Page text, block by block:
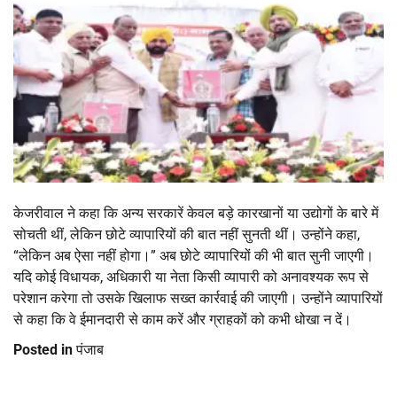
केजरीवाल ने कहा कि अन्य सरकारें केवल बड़े कारखानों या उद्योगों के बारे में
सोचती थीं, लेकिन छोटे व्यापारियों की बात नहीं सुनती थीं। उन्होंने कहा,
“लेकिन अब ऐसा नहीं होगा।” अब छोटे व्यापारियों की भी बात सुनी जाएगी।
यदि कोई विधायक, अधिकारी या नेता किसी व्यापारी को अनावश्यक रूप से
परेशान करेगा तो उसके खिलाफ सख्त कार्रवाई की जाएगी। उन्होंने व्यापारियों
से कहा कि वे ईमानदारी से काम करें और ग्राहकों को कभी धोखा न दें।
Posted inपंजाब